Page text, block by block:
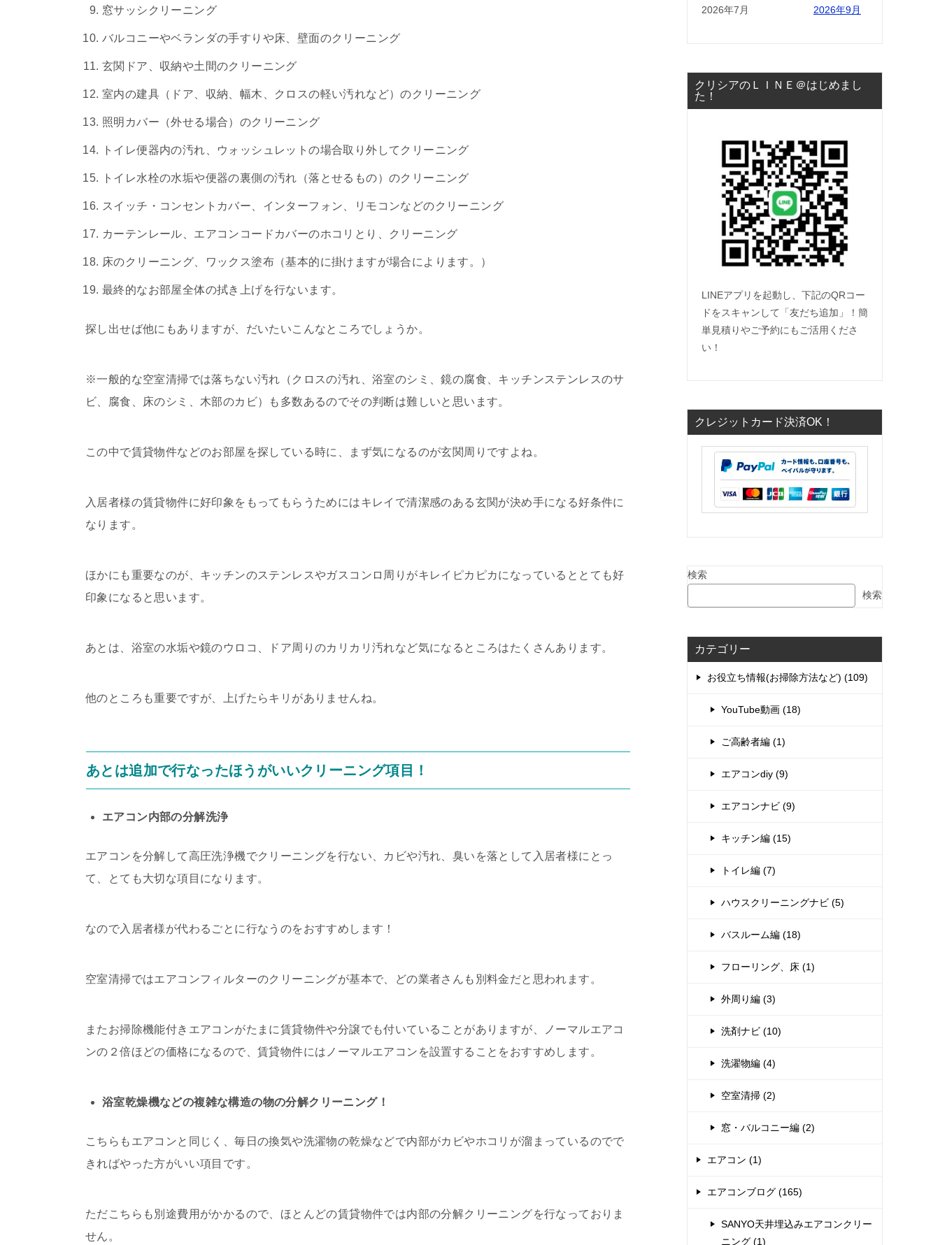
窓サッシクリーニング
バルコニーやベランダの手すりや床、壁面のクリーニング
玄関ドア、収納や土間のクリーニング
室内の建具（ドア、収納、幅木、クロスの軽い汚れなど）のクリーニング
照明カバー（外せる場合）のクリーニング
トイレ便器内の汚れ、ウォッシュレットの場合取り外してクリーニング
トイレ水栓の水垢や便器の裏側の汚れ（落とせるもの）のクリーニング
スイッチ・コンセントカバー、インターフォン、リモコンなどのクリーニング
カーテンレール、エアコンコードカバーのホコリとり、クリーニング
床のクリーニング、ワックス塗布（基本的に掛けますが場合によります。）
最終的なお部屋全体の拭き上げを行ないます。
探し出せば他にもありますが、だいたいこんなところでしょうか。
※一般的な空室清掃では落ちない汚れ（クロスの汚れ、浴室のシミ、鏡の腐食、キッチンステンレスのサ
ビ、腐食、床のシミ、木部のカビ）も多数あるのでその判断は難しいと思います。
この中で賃貸物件などのお部屋を探している時に、まず気になるのが玄関周りですよね。
入居者様の賃貸物件に好印象をもってもらうためにはキレイで清潔感のある玄関が決め手になる好条件に
なります。
ほかにも重要なのが、キッチンのステンレスやガスコンロ周りがキレイピカピカになっているととても好
印象になると思います。
あとは、浴室の水垢や鏡のウロコ、ドア周りのカリカリ汚れなど気になるところはたくさんあります。
他のところも重要ですが、上げたらキリがありませんね。
あとは追加で行なったほうがいいクリーニング項目！
エアコン内部の分解洗浄
エアコンを分解して高圧洗浄機でクリーニングを行ない、カビや汚れ、臭いを落として入居者様にとっ
て、とても大切な項目になります。
なので入居者様が代わるごとに行なうのをおすすめします！
空室清掃ではエアコンフィルターのクリーニングが基本で、どの業者さんも別料金だと思われます。
またお掃除機能付きエアコンがたまに賃貸物件や分譲でも付いていることがありますが、ノーマルエアコ
ンの２倍ほどの価格になるので、賃貸物件にはノーマルエアコンを設置することをおすすめします。
浴室乾燥機などの複雑な構造の物の分解クリーニング！
こちらもエアコンと同じく、毎日の換気や洗濯物の乾燥などで内部がカビやホコリが溜まっているのでで
きればやった方がいい項目です。
ただこちらも別途費用がかかるので、ほとんどの賃貸物件では内部の分解クリーニングを行なっておりま
せん。
2026年7月 2026年9月
クリシアのＬＩＮＥ＠はじめまし
た！
LINEアプリを起動し、下記のQRコー
ドをスキャンして「友だち追加」！簡
単見積りやご予約にもご活用くださ
い！
クレジットカード決済OK！
検索
検索
カテゴリー
お役立ち情報(お掃除方法など) (109)
YouTube動画 (18)
ご高齢者編 (1)
エアコンdiy (9)
エアコンナビ (9)
キッチン編 (15)
トイレ編 (7)
ハウスクリーニングナビ (5)
バスルーム編 (18)
フローリング、床 (1)
外周り編 (3)
洗剤ナビ (10)
洗濯物編 (4)
空室清掃 (2)
窓・バルコニー編 (2)
エアコン (1)
エアコンブログ (165)
SANYO天井埋込みエアコンクリー
ニング (1)